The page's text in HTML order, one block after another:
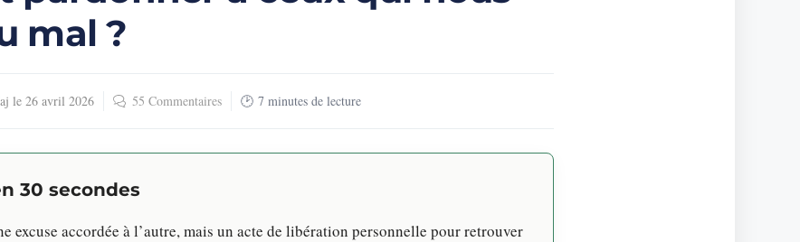
mal ?
le 26 avril 2026 55 Commentaires 7 minutes de lecture
30 secondes
excuse accordée à l’autre, mais un acte de libération personnelle pour retrouver